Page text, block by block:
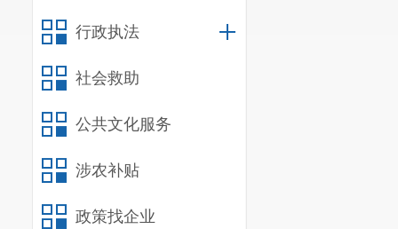
行政执法
社会救助
公共文化服务
涉农补贴
政策找企业